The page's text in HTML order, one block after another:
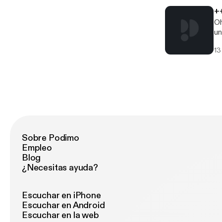
Sobre Podimo
Empleo
Blog
¿Necesitas ayuda?
Escuchar en iPhone
Escuchar en Android
Escuchar en la web